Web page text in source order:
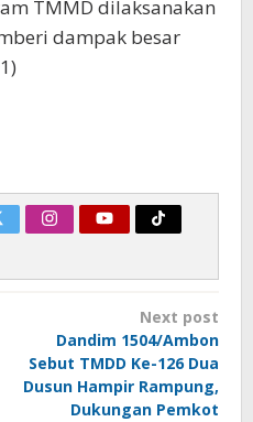
TMMD dilaksanakan
dampak besar
Next post
Dandim 1504/Ambon
Sebut TMDD Ke-126 Dua
Dusun Hampir Rampung,
Dukungan Pemkot